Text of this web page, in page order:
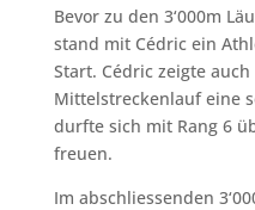
Bevor zu den 3‘000m
stand mit Cédric ein
Start. Cédric zeigte
Mittelstreckenlauf eine
durfte sich mit Rang 6
freuen.
Im abschliessenden